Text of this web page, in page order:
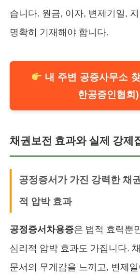
습니다. 원금, 이자, 변제기일,
명확히 기재해야 합니다.
내 주변 공증사무소
한공증인협회)
채권보전 효과와 실제 강제
공정증서가 가진 강력한 채
적 압박 효과
공정증서차용증은 법적 효력뿐
심리적 압박 효과도 가집니다.
문서의 무게감을 느끼고, 변제